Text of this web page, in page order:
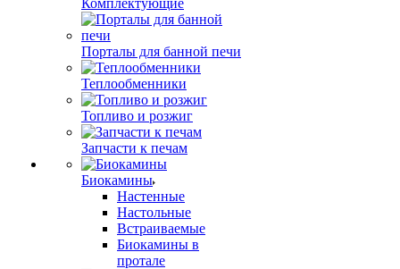
Комплектующие
Порталы для банной печи
Теплообменники
Топливо и розжиг
Запчасти к печам
Биокамины
Настенные
Настольные
Встраиваемые
Биокамины в
протале